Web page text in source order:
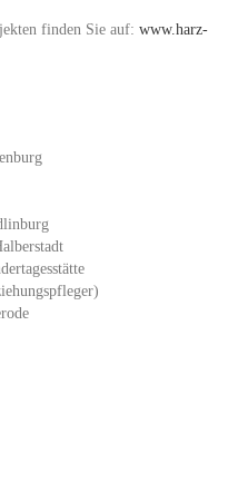
finden Sie auf: www.harz-